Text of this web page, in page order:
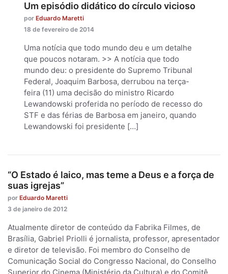
Um episódio didático do círculo vicioso
por Eduardo Maretti
18 de fevereiro de 2014
Uma notícia que todo mundo deu e um detalhe
que poucos notaram. >> A notícia que todo
mundo deu: o presidente do Supremo Tribunal
Federal, Joaquim Barbosa, derrubou na terça-
feira (11) uma decisão do ministro Ricardo
Lewandowski proferida no período de recesso do
STF e das férias de Barbosa em janeiro, quando
Lewandowski foi presidente […]
“O Estado é laico, mas teme a Deus e a força de
suas igrejas”
por Eduardo Maretti
3 de janeiro de 2012
Atualmente diretor de conteúdo da Fabrika Filmes, de
Brasília, Gabriel Priolli é jornalista, professor, apresentador
e diretor de televisão. Foi membro do Conselho de
Comunicação Social do Congresso Nacional, do Conselho